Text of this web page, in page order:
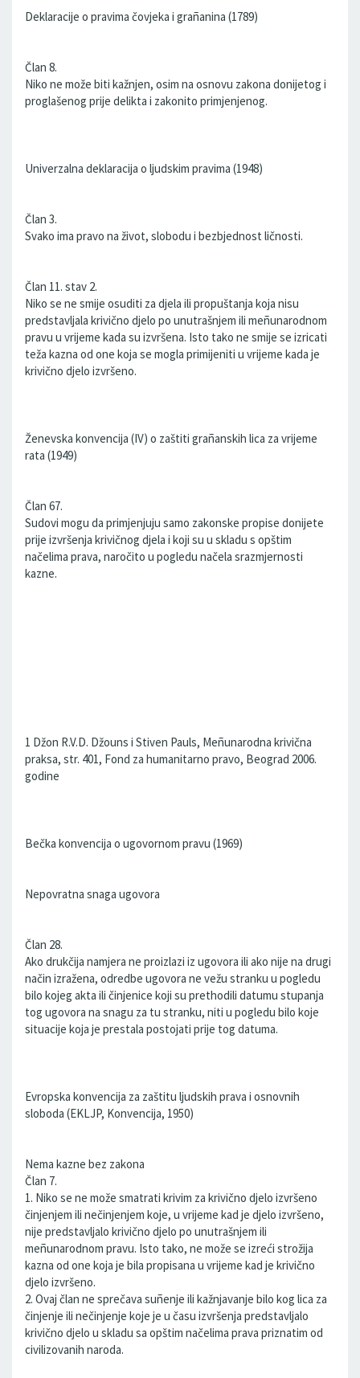
Deklaracije o pravima čovjeka i grañanina (1789)
Član 8.
Niko ne može biti kažnjen, osim na osnovu zakona donijetog i
proglašenog prije delikta i zakonito primjenjenog.
Univerzalna deklaracija o ljudskim pravima (1948)
Član 3.
Svako ima pravo na život, slobodu i bezbjednost ličnosti.
Član 11. stav 2.
Niko se ne smije osuditi za djela ili propuštanja koja nisu
predstavljala krivično djelo po unutrašnjem ili meñunarodnom
pravu u vrijeme kada su izvršena. Isto tako ne smije se izricati
teža kazna od one koja se mogla primijeniti u vrijeme kada je
krivično djelo izvršeno.
Ženevska konvencija (IV) o zaštiti grañanskih lica za vrijeme
rata (1949)
Član 67.
Sudovi mogu da primjenjuju samo zakonske propise donijete
prije izvršenja krivičnog djela i koji su u skladu s opštim
načelima prava, naročito u pogledu načela srazmjernosti
kazne.
1 Džon R.V.D. Džouns i Stiven Pauls, Meñunarodna krivična
praksa, str. 401, Fond za humanitarno pravo, Beograd 2006.
godine
Bečka konvencija o ugovornom pravu (1969)
Nepovratna snaga ugovora
Član 28.
Ako drukčija namjera ne proizlazi iz ugovora ili ako nije na drugi
način izražena, odredbe ugovora ne vežu stranku u pogledu
bilo kojeg akta ili činjenice koji su prethodili datumu stupanja
tog ugovora na snagu za tu stranku, niti u pogledu bilo koje
situacije koja je prestala postojati prije tog datuma.
Evropska konvencija za zaštitu ljudskih prava i osnovnih
sloboda (EKLJP, Konvencija, 1950)
Nema kazne bez zakona
Član 7.
1. Niko se ne može smatrati krivim za krivično djelo izvršeno
činjenjem ili nečinjenjem koje, u vrijeme kad je djelo izvršeno,
nije predstavljalo krivično djelo po unutrašnjem ili
meñunarodnom pravu. Isto tako, ne može se izreći strožija
kazna od one koja je bila propisana u vrijeme kad je krivično
djelo izvršeno.
2. Ovaj član ne sprečava suñenje ili kažnjavanje bilo kog lica za
činjenje ili nečinjenje koje je u času izvršenja predstavljalo
krivično djelo u skladu sa opštim načelima prava priznatim od
civilizovanih naroda.